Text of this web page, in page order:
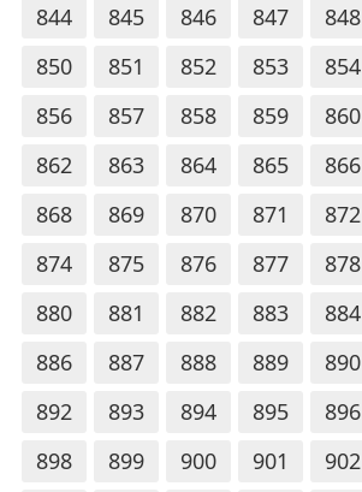
844
845 846 847 848
850
851 852 853 854
856
857 858 859 860
862
863 864 865 866
868
869 870 871 872
874
875 876 877 878
880
881 882 883 884
886
887 888 889 890
892
893 894 895 896
898
899 900 901 902